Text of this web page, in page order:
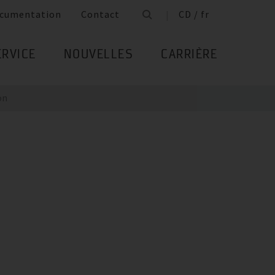
Contact CD / fr
NOUVELLES CARRIÈRE